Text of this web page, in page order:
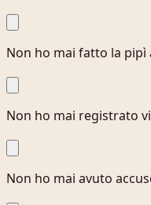
Non ho mai fatto la pipì
Non ho mai registrato
Non ho mai avuto